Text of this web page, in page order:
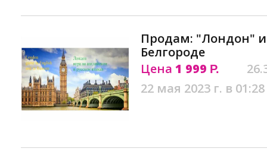
Продам: "Лондон"
Белгороде
Цена 1 999 Р.
22 мая 2023 г. в 01:28